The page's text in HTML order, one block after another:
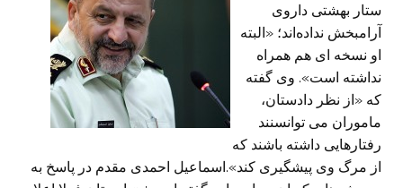
ستار بهشتی داروی
آرامبخش نداده‌اند؛ «البته
او نسخه ای هم همراه
نداشته است». وی گفته
که «از نظر دادستان،
ماموران می توانسنند
رفتارهایی داشته باشند که
از مرگ وی پیشگیری کند».اسماعیل احمدی مقدم در پاسخ به